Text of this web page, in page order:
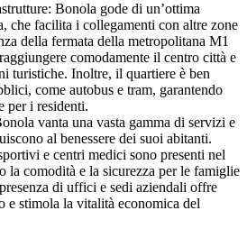
Bonola gode di un’ottima
che facilita i collegamenti con altre zone
della fermata della metropolitana M1
comodamente il centro città e
turistiche. Inoltre, il quartiere è ben
come autobus e tram, garantendo
per i residenti.
vanta una vasta gamma di servizi e
al benessere dei suoi abitanti.
e centri medici sono presenti nel
la comodità e la sicurezza per le famiglie
di uffici e sedi aziendali offre
e stimola la vitalità economica del